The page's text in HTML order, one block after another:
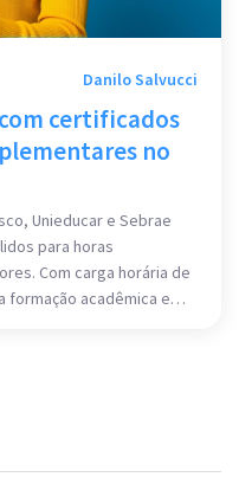
Danilo Salvucci
certificados
no
Unieducar e Sebrae
para horas
Com carga horária de
formação acadêmica e